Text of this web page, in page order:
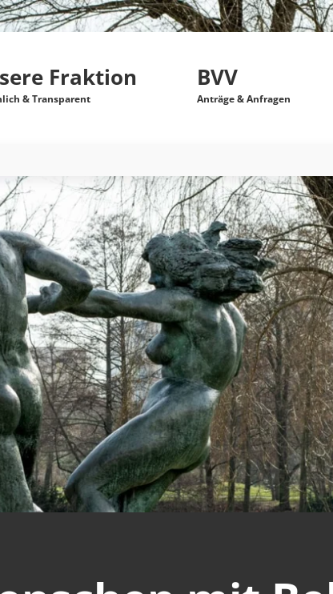
Fraktion
& Transparent
BVV
Anträge & Anfragen